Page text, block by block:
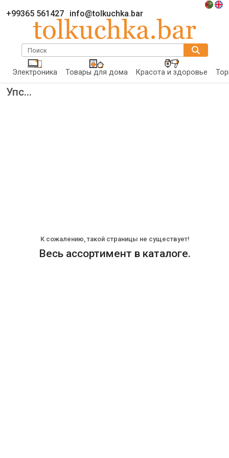
+99365 561427 info@tolkuchka.bar
Поиск
Электроника Товары для дома Красота и здоровье
Упс...
К сожалению, такой страницы не существует!
Весь ассортимент в каталоге.